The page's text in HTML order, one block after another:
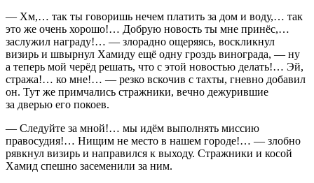
— Хм,… так ты говоришь нечем платить за дом и воду,… так
это же очень хорошо!… Добрую новость ты мне принёс,…
заслужил награду!… — злорадно ощеряясь, воскликнул
визирь и швырнул Хамиду ещё одну гроздь винограда, — ну
а теперь мой черёд решать, что с этой новостью делать!… Эй,
стража!… ко мне!… — резко вскочив с тахты, гневно добавил
он. Тут же примчались стражники, вечно дежурившие
за дверью его покоев.
— Следуйте за мной!… мы идём выполнять миссию
правосудия!… Нищим не место в нашем городе!… — злобно
рявкнул визирь и направился к выходу. Стражники и косой
Хамид спешно засеменили за ним.